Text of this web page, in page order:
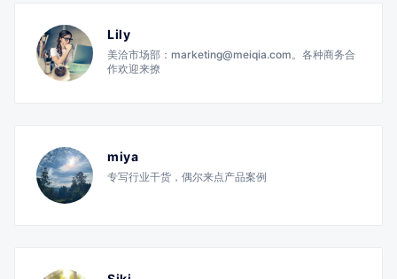
Lily
美洽市场部：marketing@meiqia.com。各种商务合
作欢迎来撩
miya
专写行业干货，偶尔来点产品案例